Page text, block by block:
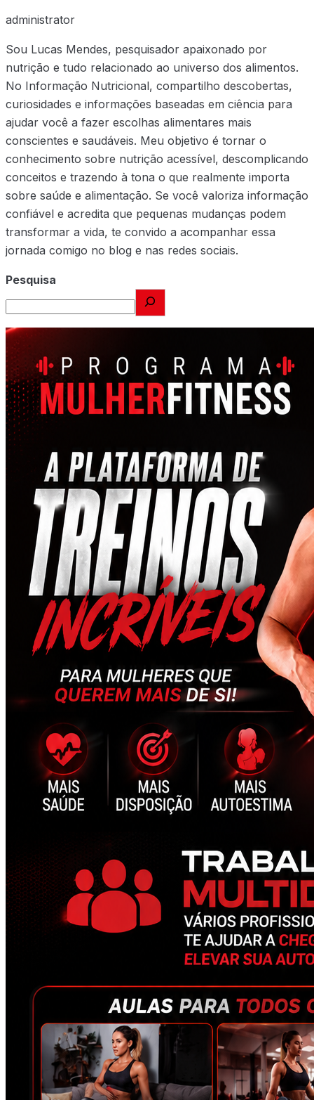
administrator
Sou Lucas Mendes, pesquisador apaixonado por
nutrição e tudo relacionado ao universo dos alimentos.
No Informação Nutricional, compartilho descobertas,
curiosidades e informações baseadas em ciência para
ajudar você a fazer escolhas alimentares mais
conscientes e saudáveis. Meu objetivo é tornar o
conhecimento sobre nutrição acessível, descomplicando
conceitos e trazendo à tona o que realmente importa
sobre saúde e alimentação. Se você valoriza informação
confiável e acredita que pequenas mudanças podem
transformar a vida, te convido a acompanhar essa
jornada comigo no blog e nas redes sociais.
Pesquisa